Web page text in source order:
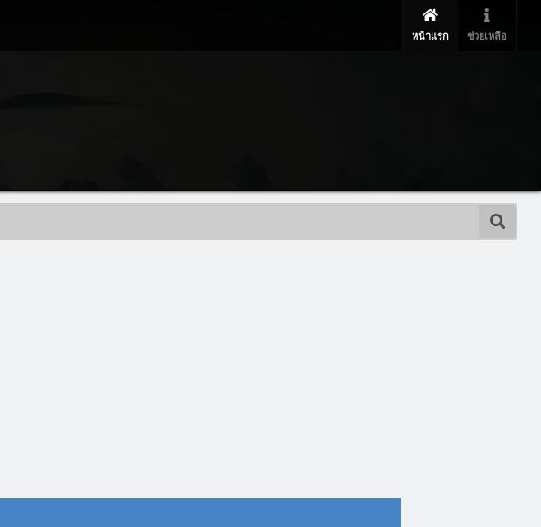
หน้าแรก ช่วยเหลือ